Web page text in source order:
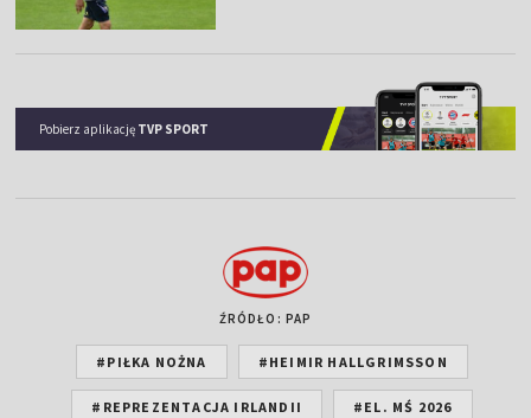
Pobierz aplikację TVP SPORT
ŹRÓDŁO: PAP
#PIŁKA NOŻNA #HEIMIR HALLGRIMSSON
#REPREZENTACJA IRLANDII #EL. MŚ 2026